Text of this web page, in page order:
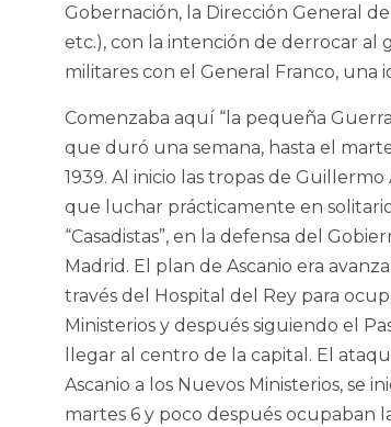
Gobernación, la Dirección General
etc.), con la intención de derrocar al
militares con el General Franco, una
Comenzaba aquí “la pequeña
que duró una semana, hasta el
1939. Al inicio las tropas de
que luchar prácticamente en
“Casadistas”, en la defensa del
Madrid. El plan de Ascanio era
través del Hospital del Rey para
Ministerios y después siguiendo el
llegar al centro de la capital. El
Ascanio a los Nuevos Ministerios, se
martes 6 y poco después ocupaban